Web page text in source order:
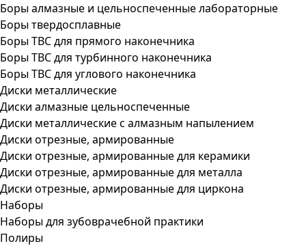
Боры алмазные и цельноспеченные лабораторные
Боры твердосплавные
Боры ТВС для прямого наконечника
Боры ТВС для турбинного наконечника
Боры ТВС для углового наконечника
Диски металлические
Диски алмазные цельноспеченные
Диски металлические с алмазным напылением
Диски отрезные, армированные
Диски отрезные, армированные для керамики
Диски отрезные, армированные для металла
Диски отрезные, армированные для циркона
Наборы
Наборы для зубоврачебной практики
Полиры